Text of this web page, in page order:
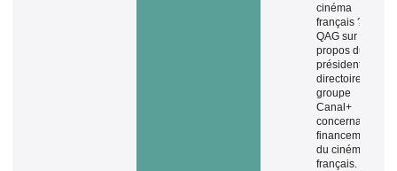
cinéma
français ? » –
QAG sur les
propos du
président du
directoire du
groupe
Canal+
concernant le
financement
du cinéma
français.